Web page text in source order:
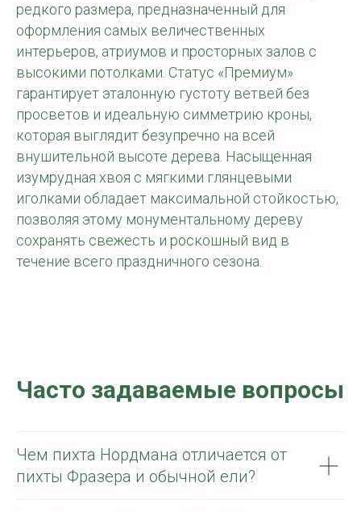
редкого размера, предназначенный для
оформления самых величественных
интерьеров, атриумов и просторных залов с
высокими потолками. Статус «Премиум»
гарантирует эталонную густоту ветвей без
просветов и идеальную симметрию кроны,
которая выглядит безупречно на всей
внушительной высоте дерева. Насыщенная
изумрудная хвоя с мягкими глянцевыми
иголками обладает максимальной стойкостью,
позволяя этому монументальному дереву
сохранять свежесть и роскошный вид в
течение всего праздничного сезона.
Часто задаваемые вопросы
Чем пихта Нордмана отличается от
пихты Фразера и обычной ели?